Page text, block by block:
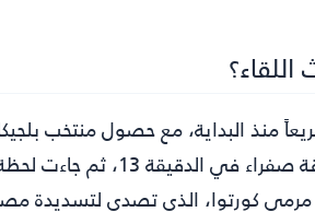
ثم جاءت لحظة التفوق المصري عبر